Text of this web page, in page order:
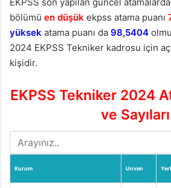
bölümü en düşük ekpss atama puanı
yüksek atama puanı da 98,5404
2024 EKPSS Tekniker kadrosu için
kişidir.
EKPSS Tekniker 2024
ve Sayıları
Kurum Unvan